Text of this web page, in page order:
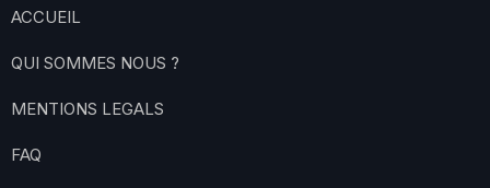
ACCUEIL
QUI SOMMES NOUS ?
MENTIONS LEGALS
FAQ